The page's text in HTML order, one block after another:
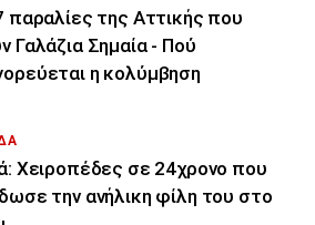
παραλίες της Αττικής που
Γαλάζια Σημαία - Πού
η κολύμβηση
Χειροπέδες σε 24χρονο που
την ανήλικη φίλη του στο